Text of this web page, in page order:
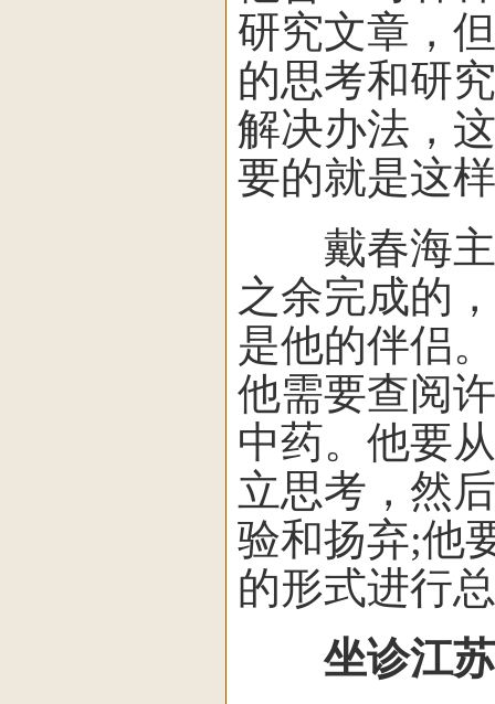
研究文章，
的思考和研
解决办法，
要的就是这
戴春海主
之余完成的
是他的伴侣
他需要查阅
中药。他要
立思考，然
验和扬弃;他
的形式进行
坐诊江